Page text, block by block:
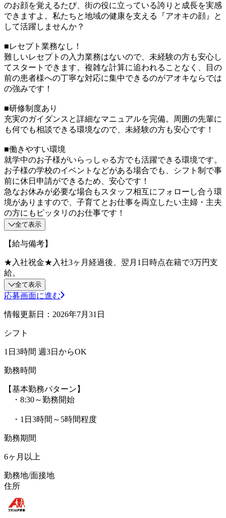
のお顔を覚えるたび、街の役に立っている誇りと成長を実感
できますよ。私たちと地域の健康を支える『アオキの顔』と
して活躍しませんか？
■レセプト業務なし！
難しいレセプトの入力業務はないので、未経験の方も安心し
てスタートできます。複雑な計算に追われることなく、目の
前の患者様への丁寧な対応に集中できるのがアオキならでは
の強みです！
■研修制度あり
充実のガイダンスと詳細なマニュアルを完備。周囲の先輩に
も何でも相談できる環境なので、未経験の方も安心です！
■働きやすい環境
就学中のお子様がいらっしゃる方でも活躍できる環境です。
お子様の学校のイベントなどがある場合でも、シフト制で事
前に休日申請ができるため、安心です！
急なお休みが必要な場合もスタッフ相互にフォローし合う環
境がありますので、子育てとお仕事を両立したい主婦・主夫
の方にもピッタリのお仕事です！
全て表示
【給与備考】
★入社祝金★入社3ヶ月経過後、翌月1日時点在籍で3万円支
給。
全て表示
応募画面に進む
情報更新日：2026年7月31日
シフト
1日3時間 週3日からOK
勤務時間
【基本勤務パターン】
・8:30～勤務開始
・1日3時間～5時間程度
勤務期間
6ヶ月以上
勤務地/面接地
住所